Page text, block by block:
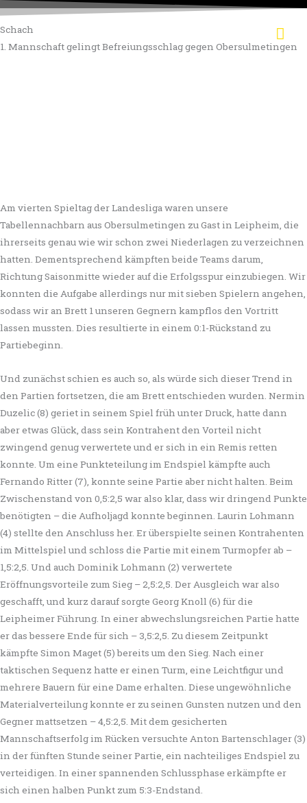
Zum
Inhalt
springen
Schach
1. Mannschaft gelingt Befreiungsschlag gegen Obersulmetingen
Am vierten Spieltag der Landesliga waren unsere
Tabellennachbarn aus Obersulmetingen zu Gast in Leipheim, die
ihrerseits genau wie wir schon zwei Niederlagen zu verzeichnen
hatten. Dementsprechend kämpften beide Teams darum,
Richtung Saisonmitte wieder auf die Erfolgsspur einzubiegen. Wir
konnten die Aufgabe allerdings nur mit sieben Spielern angehen,
sodass wir an Brett 1 unseren Gegnern kampflos den Vortritt
lassen mussten. Dies resultierte in einem 0:1-Rückstand zu
Partiebeginn.
Und zunächst schien es auch so, als würde sich dieser Trend in
den Partien fortsetzen, die am Brett entschieden wurden. Nermin
Duzelic (8) geriet in seinem Spiel früh unter Druck, hatte dann
aber etwas Glück, dass sein Kontrahent den Vorteil nicht
zwingend genug verwertete und er sich in ein Remis retten
konnte. Um eine Punkteteilung im Endspiel kämpfte auch
Fernando Ritter (7), konnte seine Partie aber nicht halten. Beim
Zwischenstand von 0,5:2,5 war also klar, dass wir dringend Punkte
benötigten – die Aufholjagd konnte beginnen. Laurin Lohmann
(4) stellte den Anschluss her. Er überspielte seinen Kontrahenten
im Mittelspiel und schloss die Partie mit einem Turmopfer ab –
1,5:2,5. Und auch Dominik Lohmann (2) verwertete
Eröffnungsvorteile zum Sieg – 2,5:2,5. Der Ausgleich war also
geschafft, und kurz darauf sorgte Georg Knoll (6) für die
Leipheimer Führung. In einer abwechslungsreichen Partie hatte
er das bessere Ende für sich – 3,5:2,5. Zu diesem Zeitpunkt
kämpfte Simon Maget (5) bereits um den Sieg. Nach einer
taktischen Sequenz hatte er einen Turm, eine Leichtfigur und
mehrere Bauern für eine Dame erhalten. Diese ungewöhnliche
Materialverteilung konnte er zu seinen Gunsten nutzen und den
Gegner mattsetzen – 4,5:2,5. Mit dem gesicherten
Mannschaftserfolg im Rücken versuchte Anton Bartenschlager (3)
in der fünften Stunde seiner Partie, ein nachteiliges Endspiel zu
verteidigen. In einer spannenden Schlussphase erkämpfte er
sich einen halben Punkt zum 5:3-Endstand.